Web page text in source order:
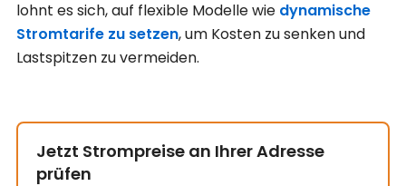
lohnt es sich, auf flexible Modelle wie dynamische
Stromtarife zu setzen, um Kosten zu senken und
Lastspitzen zu vermeiden.
Jetzt Strompreise an Ihrer Adresse
prüfen